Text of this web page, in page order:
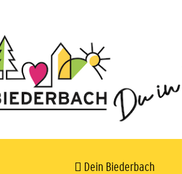
Dein Biederbach